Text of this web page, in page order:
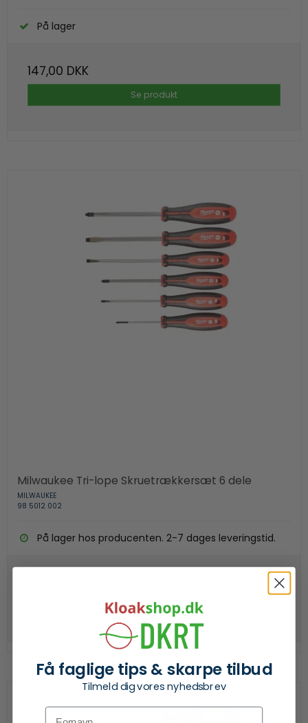
På lager
147,00 DKK
Se produkt
Milwaukee Tri-lope Skruetrækkersæt 6 dele
MILWAUKEE
98 5012 002
På lager hos producenten. 2-7 dages leveringstid.
Se produkt
Få faglige tips & skarpe tilbud
Tilmeld dig vores nyhedsbrev
Fornavn